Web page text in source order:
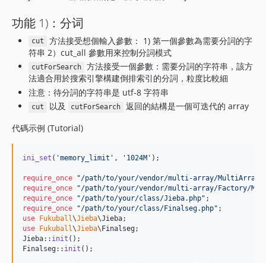
功能 1)：分词
cut
方法接受想個輸入參數： 1) 第一個參數為需要分詞的字
符串 2）cut_all 參數用來控制分詞模式
cutForSearch
方法接受一個參數：需要分詞的字符串，該方
法適合用於搜索引擎構建倒排索引的分詞，粒度比較細
注意：待分詞的字符串是 utf-8 字符串
cut 以及 cutForSearch
返回的結構是一個可迭代的 array
代碼示例 (Tutorial)
ini_set ( 'memory_limit ' , ' 1024M ' );
require_once "/path/to/your/vendor/multi-array/
require_once
"/path/to/your/vendor/multi-array/Factory/
require_once
"/path/to/your/class/Jieba.php"
require_once
"/path/to/your/class/Finalseg.php"
use
Fukuball\Jieba\Jieba
use
Fukuball\Jieba\ Finalseg;
Jieba:: init ();
Finalseg:: init ();